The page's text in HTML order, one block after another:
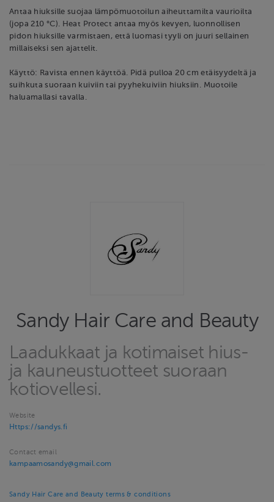
Antaa hiuksille suojaa lämpömuotoilun aiheuttamilta vaurioilta
(jopa 210 °C). Heat Protect antaa myös kevyen, luonnollisen
pidon hiuksille varmistaen, että luomasi tyyli on juuri sellainen
millaiseksi sen ajattelit.
Käyttö: Ravista ennen käyttöä. Pidä pulloa 20 cm etäisyydeltä ja
suihkuta suoraan kuiviin tai pyyhekuiviin hiuksiin. Muotoile
haluamallasi tavalla.
Sandy Hair Care and Beauty
Laadukkaat ja kotimaiset hius-
ja kauneustuotteet suoraan
kotiovellesi.
Website
Https://sandys.fi
Contact email
kampaamosandy@gmail.com
Sandy Hair Care and Beauty terms & conditions